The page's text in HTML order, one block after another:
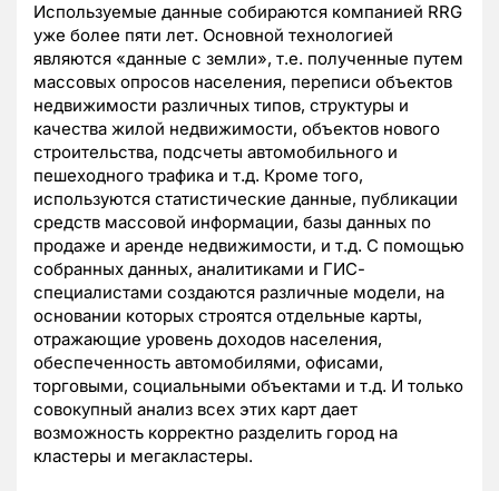
Используемые данные собираются компанией RRG
уже более пяти лет. Основной технологией
являются «данные с земли», т.е. полученные путем
массовых опросов населения, переписи объектов
недвижимости различных типов, структуры и
качества жилой недвижимости, объектов нового
строительства, подсчеты автомобильного и
пешеходного трафика и т.д. Кроме того,
используются статистические данные, публикации
средств массовой информации, базы данных по
продаже и аренде недвижимости, и т.д. С помощью
собранных данных, аналитиками и ГИС-
специалистами создаются различные модели, на
основании которых строятся отдельные карты,
отражающие уровень доходов населения,
обеспеченность автомобилями, офисами,
торговыми, социальными объектами и т.д. И только
совокупный анализ всех этих карт дает
возможность корректно разделить город на
кластеры и мегакластеры.